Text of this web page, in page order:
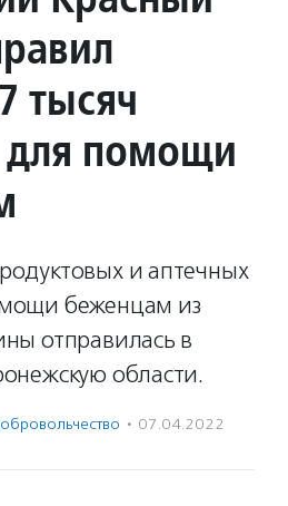
тысяч
для помощи
и аптечных
беженцам из
отправилась в
области.
· 07.04.2022